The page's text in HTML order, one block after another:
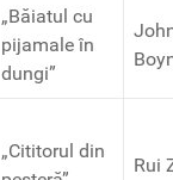
„Băiatul cu
pijamale în
dungi”
„Cititorul din
Rui